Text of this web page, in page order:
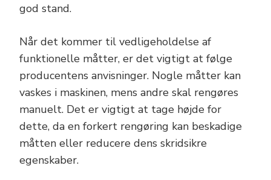
god stand.
Når det kommer til vedligeholdelse af
funktionelle måtter, er det vigtigt at følge
producentens anvisninger. Nogle måtter kan
vaskes i maskinen, mens andre skal rengøres
manuelt. Det er vigtigt at tage højde for
dette, da en forkert rengøring kan beskadige
måtten eller reducere dens skridsikre
egenskaber.